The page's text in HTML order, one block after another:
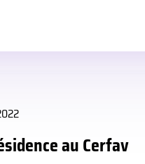
au Cerfav